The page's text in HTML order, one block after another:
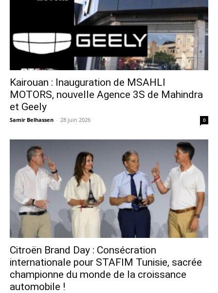
Kairouan : Inauguration de MSAHLI
MOTORS, nouvelle Agence 3S de Mahindra
et Geely
Samir Belhassen - 28 juin 2026 0
Citroën Brand Day : Consécration
internationale pour STAFIM Tunisie, sacrée
championne du monde de la croissance
automobile !